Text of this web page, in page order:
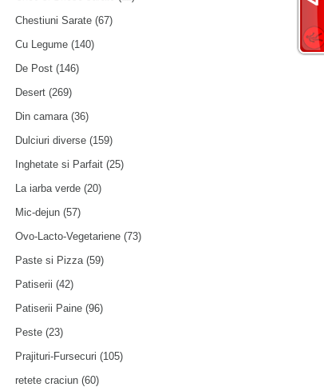
Chestiuni Sarate (67)
Cu Legume (140)
De Post (146)
Desert (269)
Din camara(36)
Dulciuri diverse (159)
Inghetate si Parfait (25)
La iarba verde (20)
Mic-dejun (57)
Ovo-Lacto-Vegetariene (73)
Paste si Pizza(59)
Patiserii (42)
Patiserii Paine (96)
Peste (23)
Prajituri-Fursecuri (105)
retete craciun (60)